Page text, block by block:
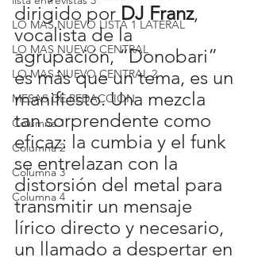
LO MAS NUEVO LISTA 1 LATERAL
LO MAS NUEVO CENTRAL
LO MAS NUEVO CENTRAL 2
MESAS DE REDACCION
Columna 1
Columna 2
Columna 3
Columna 4
dirigido por DJ Franz,
vocalista de la
agrupación, “Donobari”
es más que un tema, es un
manifiesto. Una mezcla
tan sorprendente como
eficaz: la cumbia y el funk
se entrelazan con la
distorsión del metal para
transmitir un mensaje
lírico directo y necesario,
un llamado a despertar en